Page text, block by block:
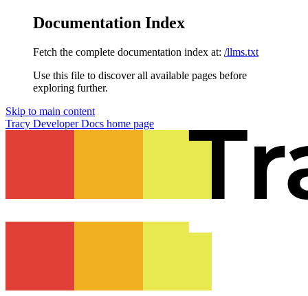
Documentation Index
Fetch the complete documentation index at: /llms.txt
Use this file to discover all available pages before
exploring further.
Skip to main content
Tracy Developer Docs home page